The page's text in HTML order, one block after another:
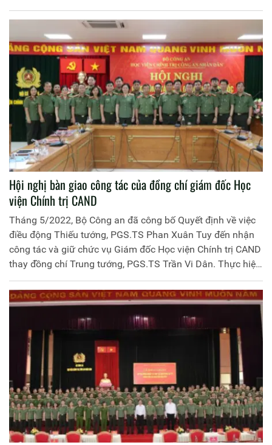
Hội nghị bàn giao công tác của đồng chí giám đốc Học
viện Chính trị CAND
Tháng 5/2022, Bộ Công an đã công bố Quyết định về việc
điều động Thiếu tướng, PGS.TS Phan Xuân Tuy đến nhận
công tác và giữ chức vụ Giám đốc Học viện Chính trị CAND
thay đồng chí Trung tướng, PGS.TS Trần Vi Dân. Thực hiện
chỉ đạo của đồng chí lãnh đạo Bộ Công an về việc bàn giao
công tác, ngày 15/6/2022, Học viện Chính trị CAND tổ chức
Hội nghị bàn giao công tác của đồng chí giám đốc Học
viện trước sự chứng kiến của các đồng chí trong Đảng ủy,
Ban Giám đốc, lãnh đạo các khoa, phòng, trung tâm, viện
và các tổ chức quần chúng thuộc Học viện.